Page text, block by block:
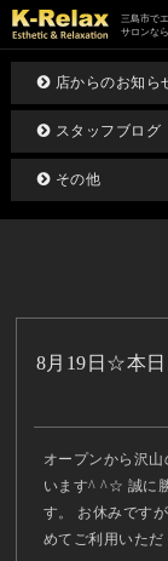
三島市で
サロンな
店からのお知ら
スタッフブログ
その他
8月19日☆本
オープンから沢
います^ ^☆ 誠に
す。 お休みです
めてご利用いた